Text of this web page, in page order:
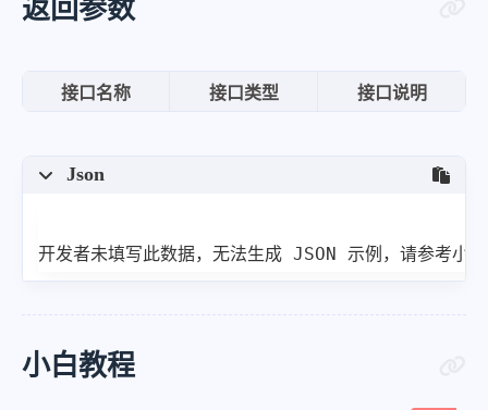
返回参数
接口名称 接口类型 接口说明
Json
开发者未填写此数据，无法生成 JSON 示例，请参考小
小白教程